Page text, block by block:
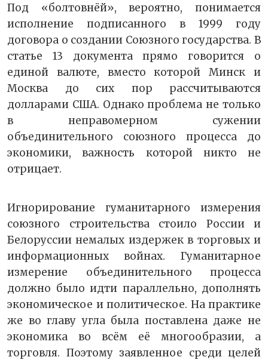
Под «болтовнёй», вероятно, понимается
исполнение подписанного в 1999 году
договора о создании Союзного государства. В
статье 13 документа прямо говорится о
единой валюте, вместо которой Минск и
Москва до сих пор рассчитываются
долларами США. Однако проблема не только
в неправомерном сужении
объединительного союзного процесса до
экономики, важность которой никто не
отрицает.
Игнорирование гуманитарного измерения
союзного строительства стоило России и
Белоруссии немалых издержек в торговых и
информационных войнах. Гуманитарное
измерение объединительного процесса
должно было идти параллельно, дополнять
экономическое и политическое. На практике
же во главу угла была поставлена даже не
экономика во всём её многообразии, а
торговля. Поэтому заявленное среди целей